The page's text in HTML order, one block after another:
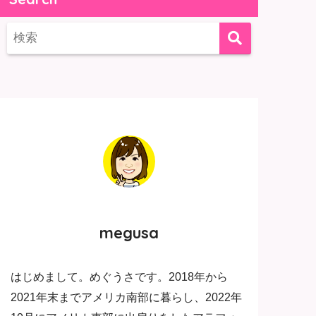
megusa
はじめまして。めぐうさです。2018年から
2021年末までアメリカ南部に暮らし、2022年